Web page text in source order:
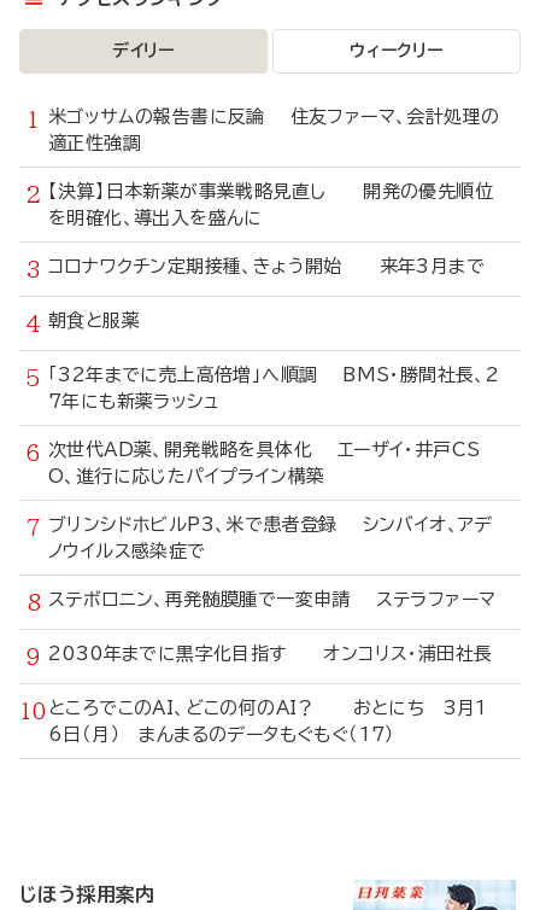
デイリー ウィークリー
米ゴッサムの報告書に反論 住友ファーマ、会計処理の
適正性強調
【決算】日本新薬が事業戦略見直し 開発の優先順位
を明確化、導出入を盛んに
コロナワクチン定期接種、きょう開始 来年3月まで
朝食と服薬
「32年までに売上高倍増」へ順調 BMS・勝間社長、2
7年にも新薬ラッシュ
次世代AD薬、開発戦略を具体化 エーザイ・井戸CS
O、進行に応じたパイプライン構築
ブリンシドホビルP3、米で患者登録 シンバイオ、アデ
ノウイルス感染症で
ステボロニン、再発髄膜腫で一変申請 ステラファーマ
2030年までに黒字化目指す オンコリス・浦田社長
ところでこのAI、どこの何のAI？ おとにち 3月1
6日（月） まんまるのデータもぐもぐ（17）
じほう採用案内